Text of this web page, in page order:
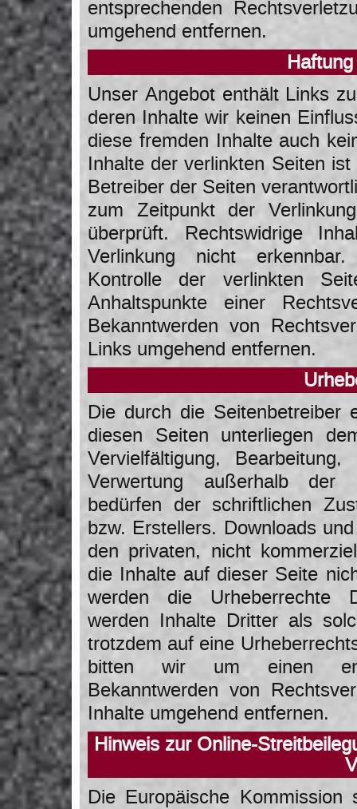
entsprechenden
umgehend entfernen.
Unser Angebot enthält Links
deren Inhalte wir keinen
diese fremden Inhalte auch
Inhalte der verlinkten Seiten
Betreiber der Seiten
zum Zeitpunkt der
überprüft. Rechtswidrige
Verlinkung nicht
Kontrolle der verlinkten
Anhaltspunkte einer
Bekanntwerden von
Links umgehend entfernen.
Die durch die Seitenbetreiber
diesen Seiten unterliegen
Vervielfältigung,
Verwertung außerhalb der
bedürfen der schriftlichen
bzw. Erstellers. Downloads
den privaten, nicht
die Inhalte auf dieser Seite
werden die Urheberrechte
werden Inhalte Dritter als
trotzdem auf eine
bitten wir um einen
Bekanntwerden von
Inhalte umgehend entfernen.
Hinweis zur Online-
Die Europäische